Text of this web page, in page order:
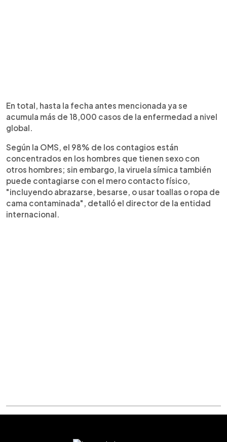
En total, hasta la fecha antes mencionada ya se
acumula más de 18,000 casos de la enfermedad a nivel
global.
Según la OMS, el 98% de los contagios están
concentrados en los hombres que tienen sexo con
otros hombres; sin embargo, la viruela símica también
puede contagiarse con el mero contacto físico,
"incluyendo abrazarse, besarse, o usar toallas o ropa de
cama contaminada", detalló el director de la entidad
internacional.